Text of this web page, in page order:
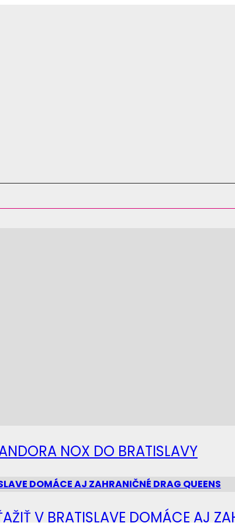
NOX DO BRATISLAVY
V BRATISLAVE DOMÁCE AJ